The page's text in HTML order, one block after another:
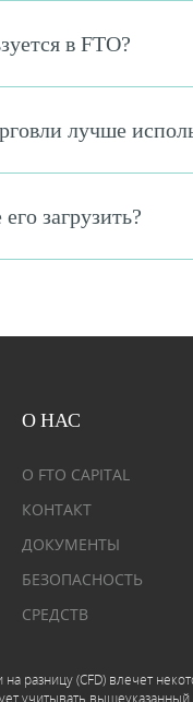
в FTO?
лучше
загрузить?
О НАС
О FTO CAPITAL
КОНТАКТ
ДОКУМЕНТЫ
БЕЗОПАСНОСТЬ
СРЕДСТВ
разницу (CFD) влечет
учитывать